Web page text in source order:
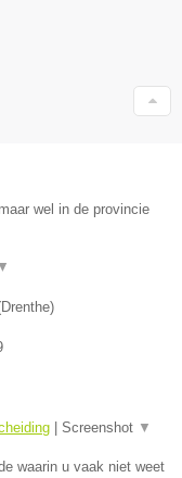
wel in de provincie
▼
Drenthe)
Screenshot ▼
waarin u vaak niet weet